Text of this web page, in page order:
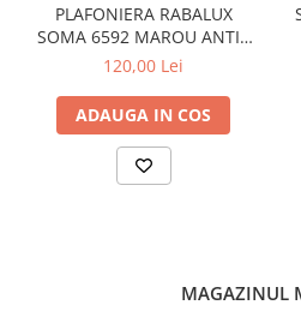
PLAFONIERA RABALUX
SOMA 6592 MAROU ANTIC
CREM E14 2X40W 350MM
120,00 Lei
ADAUGA IN COS
MAGAZINUL